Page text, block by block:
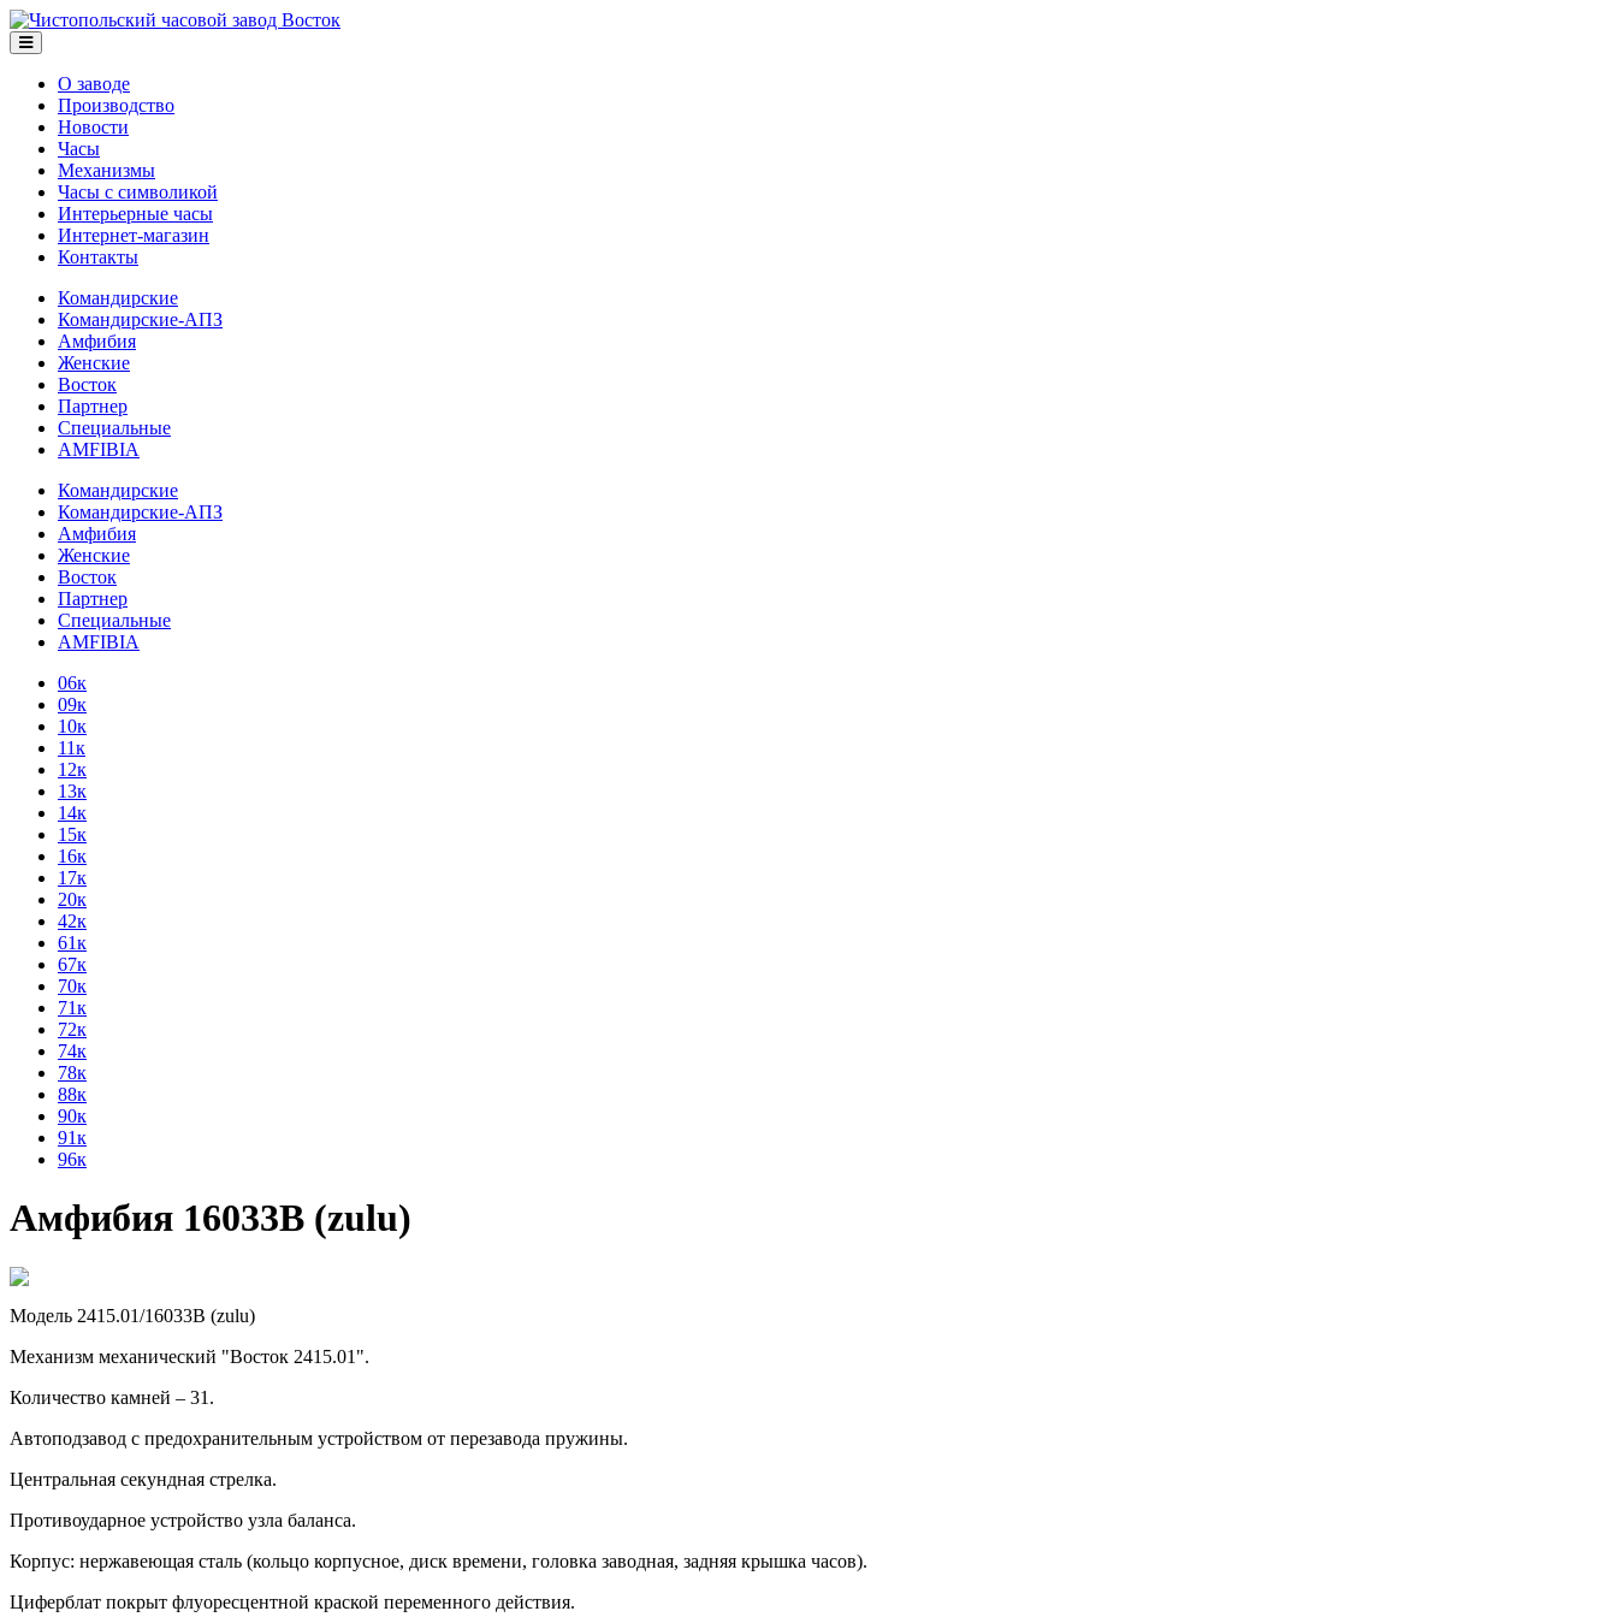
О заводе
Производство
Новости
Часы
Механизмы
Часы с символикой
Интерьерные часы
Интернет-магазин
Контакты
Командирские
Командирские-АПЗ
Амфибия
Женские
Восток
Партнер
Специальные
AMFIBIA
Командирские
Командирские-АПЗ
Амфибия
Женские
Восток
Партнер
Специальные
AMFIBIA
06к
09к
10к
11к
12к
13к
14к
15к
16к
17к
20к
42к
61к
67к
70к
71к
72к
74к
78к
88к
90к
91к
96к
Амфибия 16033В (zulu)
Модель 2415.01/16033В (zulu)
Механизм механический "Восток 2415.01".
Количество камней – 31.
Автоподзавод с предохранительным устройством от перезавода пружины.
Центральная секундная стрелка.
Противоударное устройство узла баланса.
Корпус: нержавеющая сталь (кольцо корпусное, диск времени, головка заводная, задняя крышка часов).
Циферблат покрыт флуоресцентной краской переменного действия.